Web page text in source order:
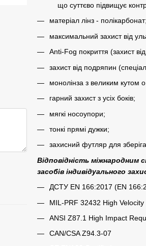
що суттєво підвищує
матеріал лінз -
максимальний захист від
Anti-Fog покриття (захист
захист від подряпин
монолінза з великим кутом
гарний захист з усіх боків;
мягкі носоупори;
тонкі прямі дужки;
захисний футляр для
Відповідність міжнародним
засобів індивідуального
ДСТУ EN 166:2017 (EN
MIL-PRF 32432 High
ANSI Z87.1 High Impact
CAN/CSA Z94.3-07